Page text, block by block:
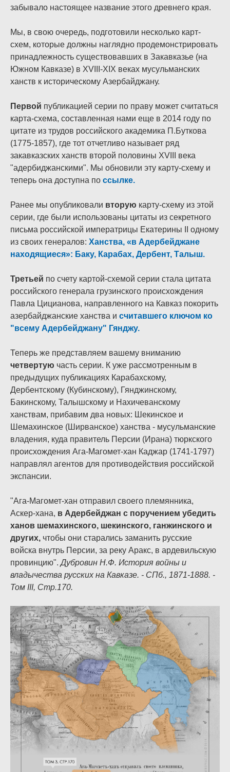
забывало настоящее название этого древнего края.
Мы, в свою очередь, подготовили несколько карт-
схем, которые должны наглядно продемонстрировать
принадлежность существовавших в Закавказье (на
Южном Кавказе) в XVIII-XIX веках мусульманских
ханств к историческому Азербайджану.
Первой публикацией серии по праву может считаться
карта-схема, составленная нами еще в 2014 году по
цитате из трудов российского академика П.Буткова
(1775-1857), где тот отчетливо называет ряд
закавказских ханств второй половины XVIII века
"адербиджанскими". Мы обновили эту карту-схему и
теперь она доступна по ссылке.
Ранее мы опубликовали вторую карту-схему из этой
серии, где были использованы цитаты из секретного
письма российской императрицы Екатерины II одному
из своих генералов: Ханства, «в Адербейджане
находящиеся»: Баку, Карабах, Дербент, Талыш.
Третьей по счету картой-схемой серии стала цитата
российского генерала грузинского происхождения
Павла Цицианова, направленного на Кавказ покорить
азербайджанские ханства и считавшего ключом ко
"всему Адербейджану" Гянджу.
Теперь же представляем вашему вниманию
четвертую часть серии. К уже рассмотренным в
предыдущих публикациях Карабахскому,
Дербентскому (Кубинскому), Гянджинскому,
Бакинскому, Талышскому и Нахичеванскому
ханствам, прибавим два новых: Шекинское и
Шемахинское (Ширванское) ханства - мусульманские
владения, куда правитель Персии (Ирана) тюркского
происхождения Ага-Магомет-хан Каджар (1741-1797)
направлял агентов для противодействия российской
экспансии.
"Ага-Магомет-хан отправил своего племянника,
Аскер-хана, в Адербейджан с поручением убедить
ханов шемахинского, шекинского, ганжинского и
других, чтобы они старались заманить русские
войска внутрь Персии, за реку Аракс, в ардевильскую
провинцию".Дубровин Н.Ф. История войны и
владычества русских на Кавказе. - СПб., 1871-1888. -
Том III, Стр.170.